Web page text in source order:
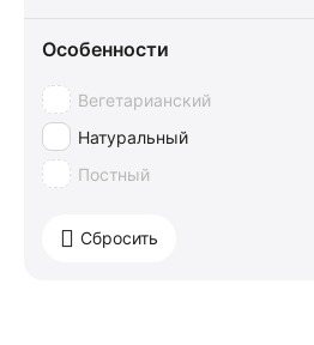
Особенности
Вегетарианский
Натуральный
Постный
Сбросить